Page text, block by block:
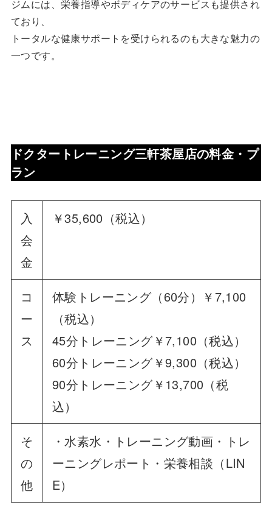
ジムには、栄養指導やボディケアのサービスも提供され
ており、
トータルな健康サポートを受けられるのも大きな魅力の
一つです。
ドクタートレーニング三軒茶屋店の料金・プ
ラン
入
会
金
￥35,600（税込）
コ
ー
ス
体験トレーニング（60分）￥7,100
（税込）
45分トレーニング￥7,100（税込）
60分トレーニング￥9,300（税込）
90分トレーニング￥13,700（税
込）
そ
の
他
・水素水・トレーニング動画・トレ
ーニングレポート・栄養相談（LIN
E）